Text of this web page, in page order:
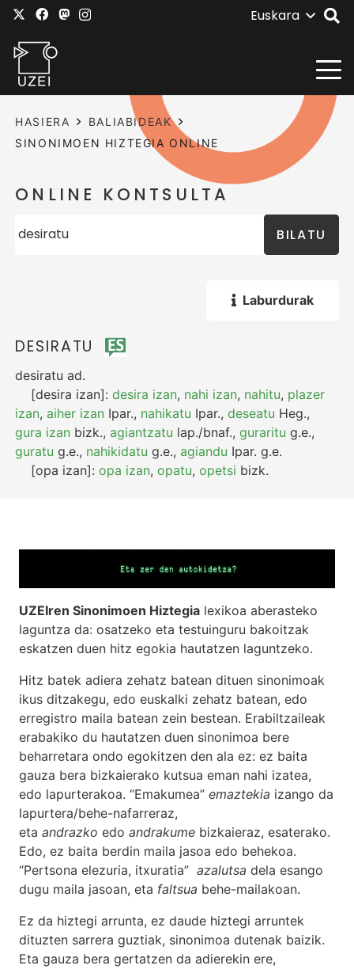
Euskara
HASIERA
BALIABIDEAK
SINONIMOEN HIZTEGIA ONLINE
ONLINE KONTSULTA
BILATU
Laburdurak
DESIRATU
desiratu ad.
[desira izan]:desira izan, nahi izan, nahitu, plazer
izan,aiher izan Ipar., nahikatu Ipar.,deseatu Heg.,
gura izan bizk.,agiantzatu lap./bnaf.,guraritu g.e.,
guratu g.e., nahikidatu g.e.,agiandu Ipar. g.e.
[opa izan]:opa izan,opatu,opetsi bizk.
UZEIren Sinonimoen Hiztegia lexikoa aberasteko
laguntza da: osatzeko eta testuinguru bakoitzak
eskatzen duen hitz egokia hautatzen laguntzeko.
Hitz batek adiera zehatz batean dituen sinonimoak
ikus ditzakegu, edo euskalki zehatz batean, edo
erregistro maila batean zein bestean. Erabiltzaileak
erabakiko du hautatzen duen sinonimoa bere
beharretara ondo egokitzen den ala ez: ez baita
gauza bera bizkaierako kutsua eman nahi izatea,
edo lapurterakoa. “Emakumea” emaztekia izango da
lapurtera/behe-nafarreraz,
eta andrazko edo andrakume bizkaieraz, esaterako.
Edo, ez baita berdin maila jasoa edo behekoa.
“Pertsona elezuria, itxuratia” azalutsa dela esango
dugu maila jasoan, eta faltsua behe-mailakoan.
Ez da hiztegi arrunta, ez daude hiztegi arruntek
dituzten sarrera guztiak, sinonimoa dutenak baizik.
Eta gauza bera gertatzen da adierekin ere,